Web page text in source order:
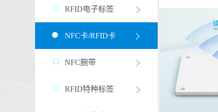
RFID电子标签
NFC卡/RFID卡
NFC腕带
RFID特种标签